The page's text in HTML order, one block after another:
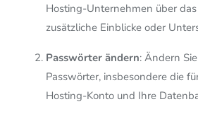
Hosting-Unternehmen über
zusätzliche Einblicke oder
Passwörter ändern: Ändern
Passwörter, insbesondere die
Hosting-Konto und Ihre